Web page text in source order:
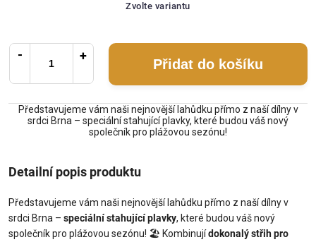
Zvolte variantu
Přidat do košíku
Představujeme vám naši nejnovější lahůdku přímo z naší dílny v
srdci Brna – speciální stahující plavky, které budou váš nový
společník pro plážovou sezónu!
Detailní popis produktu
Představujeme vám naši nejnovější lahůdku přímo z naší dílny v
srdci Brna – speciální stahující plavky, které budou váš nový
společník pro plážovou sezónu! 🏖️ Kombinujídokonalý střih pro